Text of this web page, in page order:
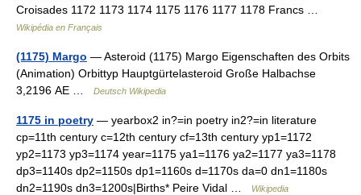
Croisades 1172 1173 1174 1175 1176 1177 1178 Francs …
Wikipédia en Français
(1175) Margo — Asteroid (1175) Margo Eigenschaften des Orbits
(Animation) Orbittyp Hauptgürtelasteroid Große Halbachse
3,2196 AE …
Deutsch Wikipedia
1175 in poetry — yearbox2 in?=in poetry in2?=in literature
cp=11th century c=12th century cf=13th century yp1=1172
yp2=1173 yp3=1174 year=1175 ya1=1176 ya2=1177 ya3=1178
dp3=1140s dp2=1150s dp1=1160s d=1170s da=0 dn1=1180s
dn2=1190s dn3=1200s|Births* Peire Vidal …
Wikipedia